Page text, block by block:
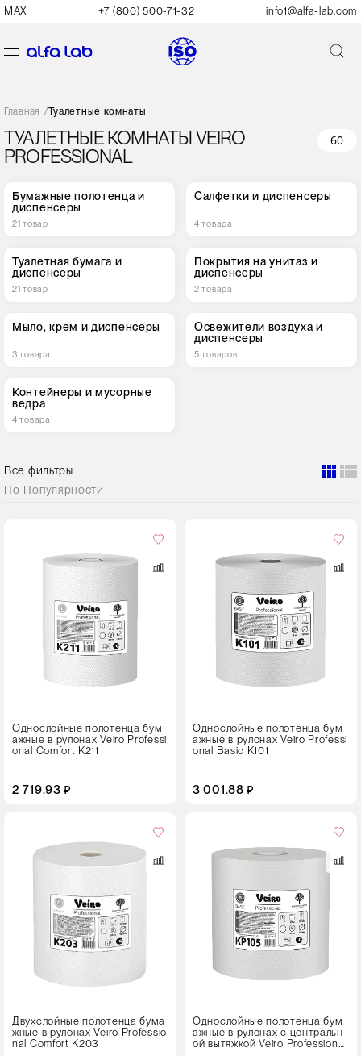
MAX +7 (800) 500-71-32 info1@alfa-lab.com
Главная /Туалетные комнаты
ТУАЛЕТНЫЕ КОМНАТЫ VEIRO
PROFESSIONAL
60
Бумажные полотенца и
диспенсеры
21 товар
Салфетки и диспенсеры
4 товара
Туалетная бумага и
диспенсеры
21 товар
Покрытия на унитаз и
диспенсеры
2 товара
Мыло, крем и диспенсеры
3 товара
Освежители воздуха и
диспенсеры
5 товаров
Контейнеры и мусорные
ведра
4 товара
Все фильтры
По Популярности
Однослойные полотенца бум
ажные в рулонах Veiro Professi
onal Comfort K211
2 719.93 ₽
Однослойные полотенца бум
ажные в рулонах Veiro Professi
onal Basic K101
3 001.88 ₽
упаковке
6 рулонов
Двухслойные полотенца бума
жные в рулонах Veiro Professio
nal Comfort K203
Однослойные полотенца бум
ажные в рулонах с центральн
ой вытяжкой Veiro Professional
упаковке